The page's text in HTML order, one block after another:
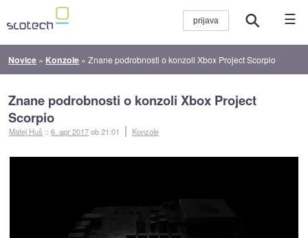
☰
Novice » Konzole »Znane podrobnosti o konzoli Xbox Project Scorpio
Znane podrobnosti o konzoli Xbox Project
Scorpio
Matej Huš ::6. apr 2017ob 21:01 Konzole